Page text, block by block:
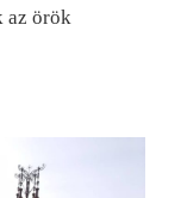
az örök